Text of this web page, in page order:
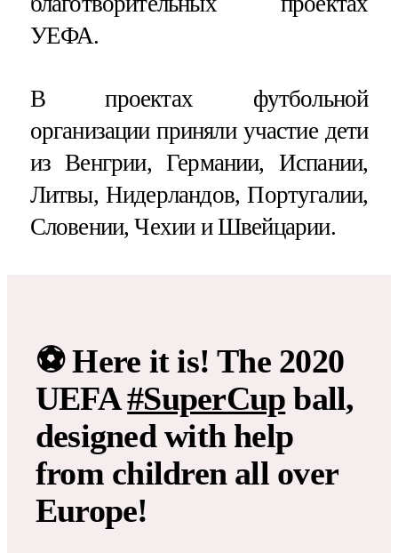
УЕФА.
В проектах футбольной
организации приняли участие дети
из Венгрии, Германии, Испании,
Литвы, Нидерландов, Португалии,
Словении, Чехии и Швейцарии.
⚽ Here it is! The 2020
UEFA#SuperCup ball,
designed with help
from children all over
Europe!